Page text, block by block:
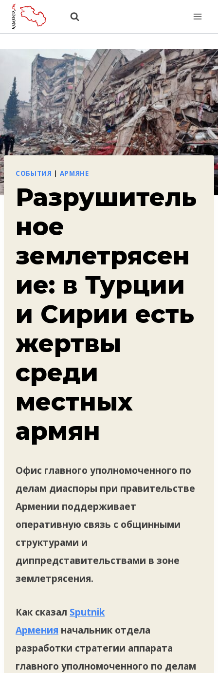
Перейти
СОБЫТИЯ АРМЯНЕ
Разрушитель
ное
землетрясен
ие: в Турции
и Сирии есть
жертвы
среди
местных
армян
Офис главного уполномоченного по
делам диаспоры при правительстве
Армении поддерживает
оперативную связь с общинными
структурами и
диппредставительствами в зоне
землетрясения.
Как сказал Sputnik
Армения начальник отдела
разработки стратегии аппарата
главного уполномоченного по делам